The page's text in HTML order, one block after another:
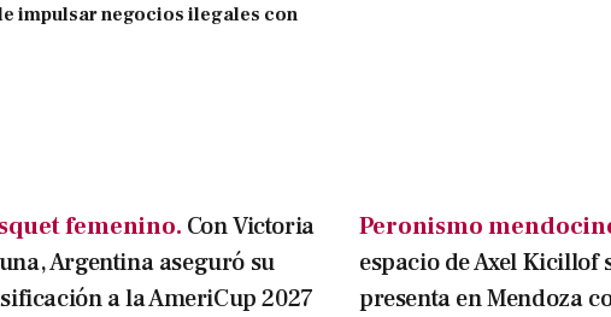
impulsar negocios ilegales con
femenino. Con Victoria
Argentina aseguró su
a la AmeriCup 2027
Peronismo
espacio de Axel Kicillof
presenta en Mendoza